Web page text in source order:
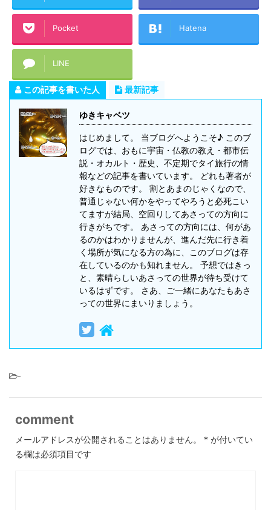
Pocket Hatena
LINE
この記事を書いた人 最新記事
ゆきキャベツ
はじめまして。 当ブログへようこそ♪ このブ
ログでは、おもに宇宙・仏教の教え・都市伝
説・オカルト・歴史、不定期でタイ旅行の情
報などの記事を書いています。 どれも著者が
好きなものです。 割とあまのじゃくなので、
普通じゃない何かをやってやろうと必死こい
てますが結局、空回りしてあさっての方向に
行きがちです。 あさっての方向には、何があ
るのかはわかりませんが、進んだ先に行き着
く場所が気になる方の為に、このブログは存
在しているのかも知れません。 予想ではきっ
と、素晴らしいあさっての世界が待ち受けて
いるはずです。 さあ、ご一緒にあなたもあさ
っての世界にまいりましょう。
-
comment
メールアドレスが公開されることはありません。 * が付いてい
る欄は必須項目です